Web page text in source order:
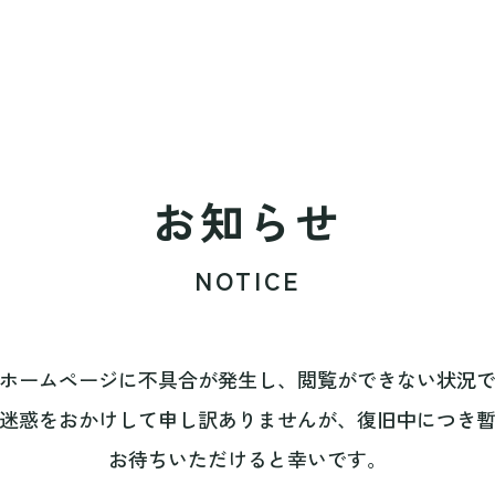
お知らせ
NOTICE
ームページに不具合が発生し、閲覧ができない状況で
惑をおかけして申し訳ありませんが、復旧中につき
お待ちいただけると幸いです。